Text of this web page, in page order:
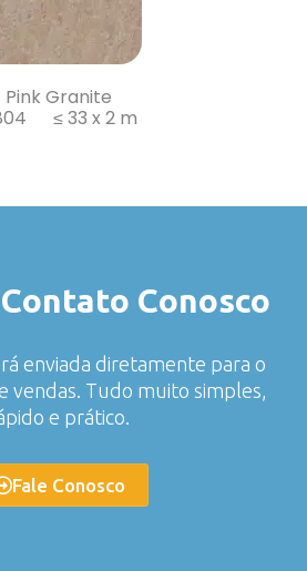
Pink Granite
≤ 33 x 2 m
Conosco
enviada diretamente para o
vendas. Tudo muito simples,
e prático.
Fale Conosco